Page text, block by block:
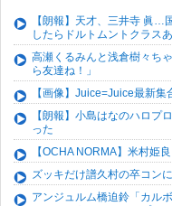
【朗報】天才、三井寺 眞…
したらドルトムントクラス
高瀬くるみんと浅倉樹々ち
ら友達ね！」
【画像】Juice=Juice最
【朗報】小島はなのハロプ
った
【OCHA NORMA】米村姫
ズッキだけ譜久村の卒コン
アンジュルム橋迫鈴「カル